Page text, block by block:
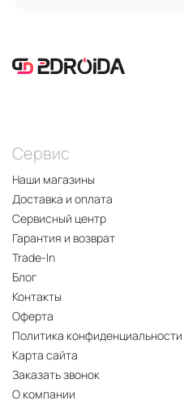
Сервис
Наши магазины
Доставка и оплата
Сервисный центр
Гарантия и возврат
Trade-In
Блог
Контакты
Оферта
Политика конфиденциальности
Карта сайта
Заказать звонок
О компании